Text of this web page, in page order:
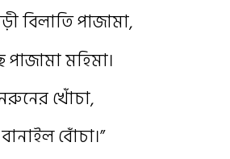
বিলাতি পাজামা,
মহিমা।
খোঁচা,
বোঁচা।”